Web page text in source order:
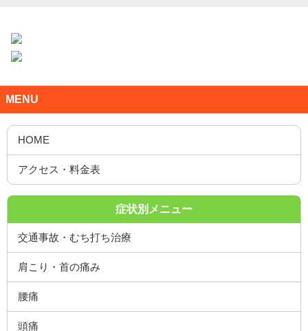
MENU
症状別メニュー
交通事故・むち打ち治療
肩こり・首の痛み
腰痛
頭痛